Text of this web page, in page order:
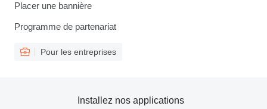
Placer une bannière
Programme de partenariat
Pour les entreprises
Installez nos applications